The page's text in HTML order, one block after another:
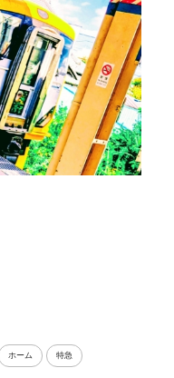
ホーム 特急